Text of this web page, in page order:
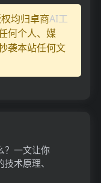
均归卓商AI工
何个人、媒
袭本站任何文
？一文让你
术原理、